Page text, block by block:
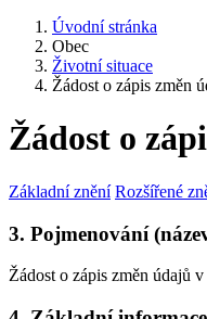
Úvodní stránka
Obec
Životní situace
Žádost o zápis změn
Žádost o
Základní znění Rozšířené
3. Pojmenování
Žádost o zápis změn údajů